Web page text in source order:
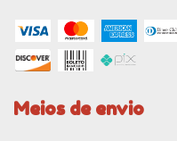
Meios de envio